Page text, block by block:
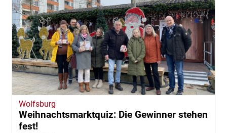
Wolfsburg
Weihnachtsmarktquiz: Die Gewinner stehen
fest!